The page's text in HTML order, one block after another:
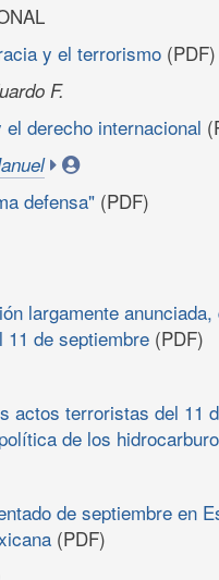
y el terrorismo (PDF)
F.
derecho internacional
defensa" (PDF)
largamente
de septiembre (PDF)
actos terroristas del 11
de los
de septiembre en
(PDF)